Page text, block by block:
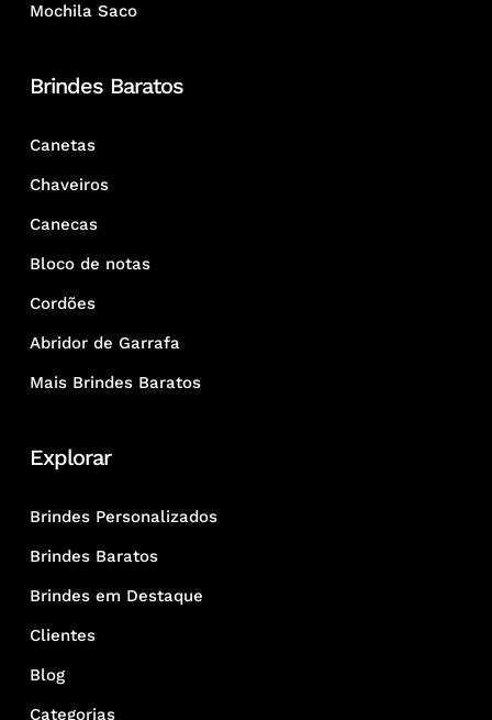
Mochila Saco
Brindes Baratos
Canetas
Chaveiros
Canecas
Bloco de notas
Cordões
Abridor de Garrafa
Mais Brindes Baratos
Explorar
Brindes Personalizados
Brindes Baratos
Brindes em Destaque
Clientes
Blog
Categorias